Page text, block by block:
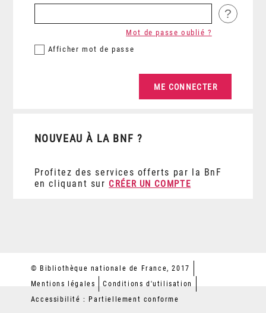
?
Afficher mot de passe
Mot de passe oublié ?
NOUVEAU À LA BNF ?
Profitez des services offerts par la BnF
en cliquant sur CRÉER UN COMPTE
© Bibliothèque nationale de France, 2017
Mentions légales
Conditions d'utilisation
Accessibilité : Partiellement conforme